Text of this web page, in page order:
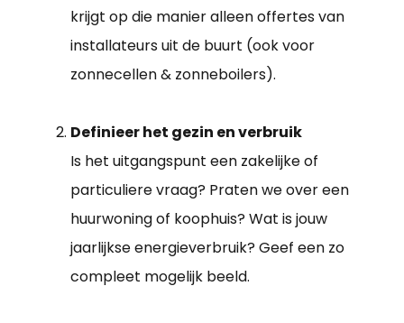
krijgt op die manier alleen offertes van
installateurs uit de buurt (ook voor
zonnecellen & zonneboilers).
Definieer het gezin en verbruik
Is het uitgangspunt een zakelijke of
particuliere vraag? Praten we over een
huurwoning of koophuis? Wat is jouw
jaarlijkse energieverbruik? Geef een zo
compleet mogelijk beeld.